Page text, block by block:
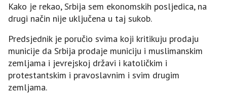
Kako je rekao, Srbija sem ekonomskih posljedica, na
drugi način nije uključena u taj sukob.
Predsjednik je poručio svima koji kritikuju prodaju
municije da Srbija prodaje municiju i muslimanskim
zemljama i jevrejskoj državi i katoličkim i
protestantskim i pravoslavnim i svim drugim
zemljama.